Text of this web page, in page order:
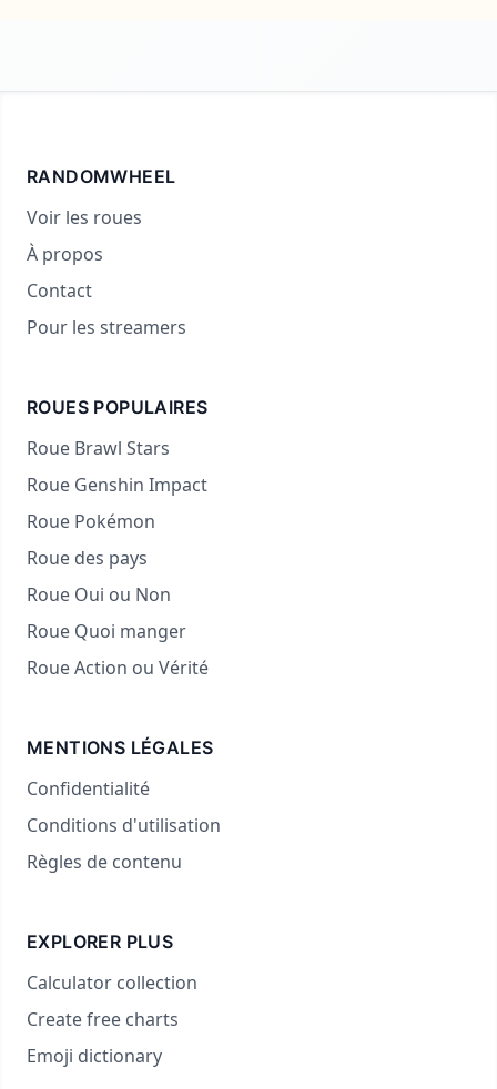
RANDOMWHEEL
Voir les roues
À propos
Contact
Pour les streamers
ROUES POPULAIRES
Roue Brawl Stars
Roue Genshin Impact
Roue Pokémon
Roue des pays
Roue Oui ou Non
Roue Quoi manger
Roue Action ou Vérité
MENTIONS LÉGALES
Confidentialité
Conditions d'utilisation
Règles de contenu
EXPLORER PLUS
Calculator collection
Create free charts
Emoji dictionary